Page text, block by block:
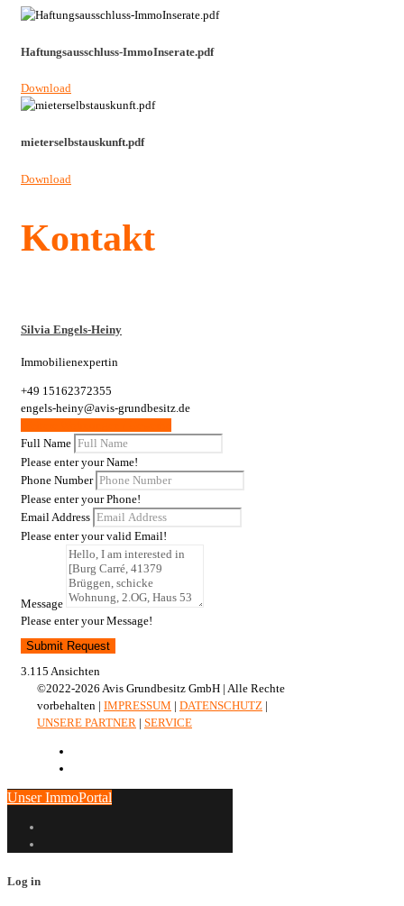
Haftungsausschluss-ImmoInserate.pdf
Download
mieterselbstauskunft.pdf
Download
Kontakt
Silvia Engels-Heiny
Immobilienexpertin
+49 15162372355
engels-heiny@avis-grundbesitz.de
Full Name
Please enter your Name!
Phone Number
Please enter your Phone!
Email Address
Please enter your valid Email!
Message
Please enter your Message!
Submit Request
3.115 Ansichten
©2022-2026 Avis Grundbesitz GmbH | Alle Rechte
vorbehalten | IMPRESSUM | DATENSCHUTZ |
UNSERE PARTNER | SERVICE
Unser ImmoPortal
Log in